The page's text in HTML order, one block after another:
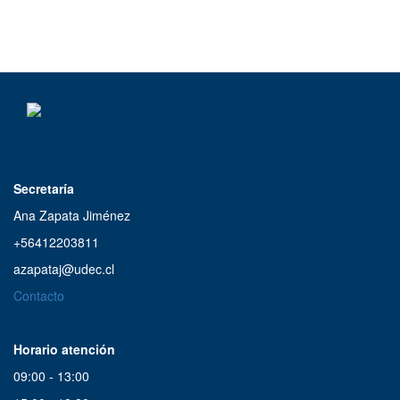
18:00 a 19:00
Secretaría
Ana Zapata Jiménez
+56412203811
azapataj@udec.cl
Contacto
Horario atención
09:00 - 13:00